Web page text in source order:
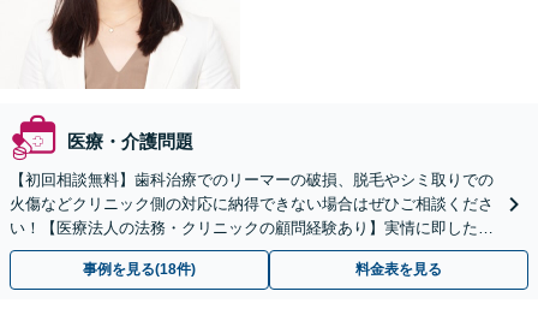
医療・介護問題
【初回相談無料】歯科治療でのリーマーの破損、脱毛やシミ取りでの
火傷などクリニック側の対応に納得できない場合はぜひご相談くださ
い！【医療法人の法務・クリニックの顧問経験あり】実情に即したア
ドバイスで、納得のできるトラブルの解決を目指します。
事例を見る(18件) 料金表を見る